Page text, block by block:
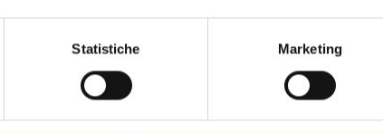
Statistiche Marketing
cascada